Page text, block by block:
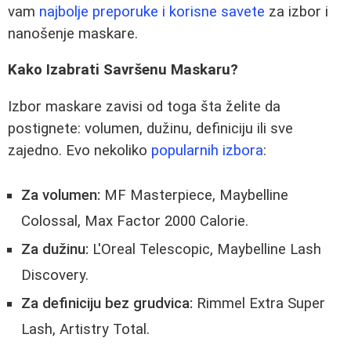
vam najbolje preporuke i korisne savete za izbor i
nanošenje maskare.
Kako Izabrati Savršenu Maskaru?
Izbor maskare zavisi od toga šta želite da
postignete: volumen, dužinu, definiciju ili sve
zajedno. Evo nekoliko popularnih izbora:
Za volumen: MF Masterpiece, Maybelline
Colossal, Max Factor 2000 Calorie.
Za dužinu: L'Oreal Telescopic, Maybelline Lash
Discovery.
Za definiciju bez grudvica: Rimmel Extra Super
Lash, Artistry Total.